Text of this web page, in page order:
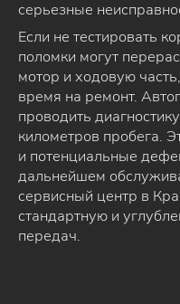
серьезные
Если не тестировать
поломки могут
мотор и ходовую
время на ремонт.
проводить
километров пробега.
и потенциальные
дальнейшем
сервисный центр в
стандартную и
передач.